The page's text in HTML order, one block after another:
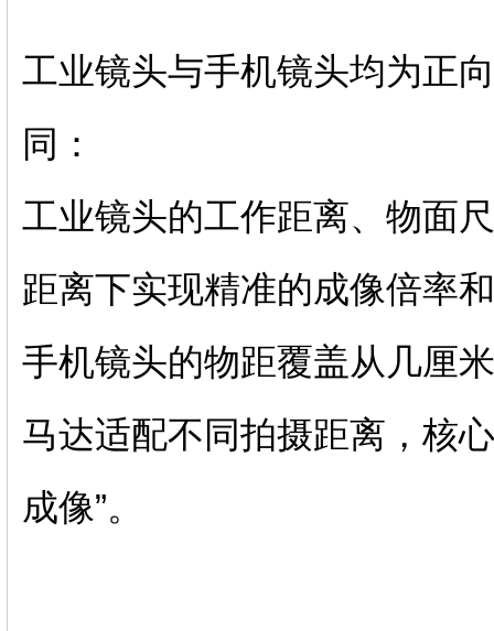
工业镜头与手机镜头均为正
同：
工业镜头的工作距离、物面
距离下实现精准的成像倍率
手机镜头的物距覆盖从几厘
马达适配不同拍摄距离，核
成像”。